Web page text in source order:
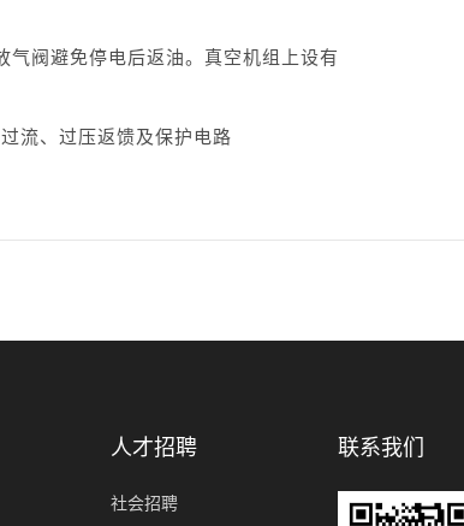
阀避免停电后返油。真空机组上设有
流、过压返馈及保护电路
人才招聘
社会招聘
联系我们